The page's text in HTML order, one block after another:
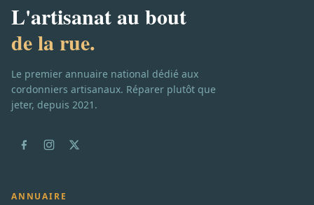
L'artisanat au bout
de la rue.
Le premier annuaire national dédié aux
cordonniers artisanaux. Réparer plutôt que
jeter, depuis 2021.
ANNUAIRE